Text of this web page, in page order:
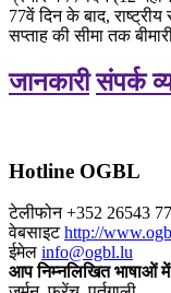
77वें दिन के बाद,
सप्ताह की सीमा तक
जानकारी संपर्क
Hotline OGBL
टेलीफोन+352 26543
वेबसाइटhttp://
ईमेल info@ogbl.lu
आप निम्नलिखित भाषाओं